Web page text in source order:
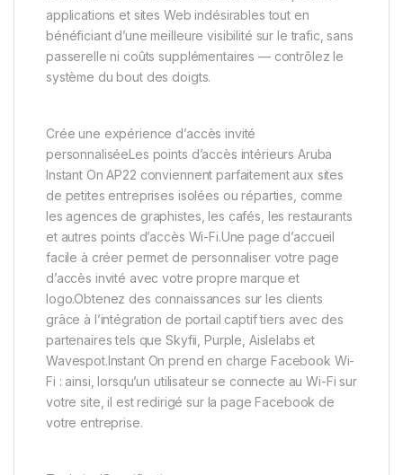
applications et sites Web indésirables tout en
bénéficiant d’une meilleure visibilité sur le trafic, sans
passerelle ni coûts supplémentaires — contrôlez le
système du bout des doigts.
Crée une expérience d’accès invité
personnaliséeLes points d’accès intérieurs Aruba
Instant On AP22 conviennent parfaitement aux sites
de petites entreprises isolées ou réparties, comme
les agences de graphistes, les cafés, les restaurants
et autres points d’accès Wi-Fi.Une page d’accueil
facile à créer permet de personnaliser votre page
d’accès invité avec votre propre marque et
logo.Obtenez des connaissances sur les clients
grâce à l’intégration de portail captif tiers avec des
partenaires tels que Skyfii, Purple, Aislelabs et
Wavespot.Instant On prend en charge Facebook Wi-
Fi : ainsi, lorsqu’un utilisateur se connecte au Wi-Fi sur
votre site, il est redirigé sur la page Facebook de
votre entreprise.